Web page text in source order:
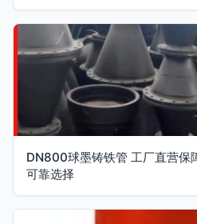
DN800球墨铸铁管 工厂直营保
可靠选择